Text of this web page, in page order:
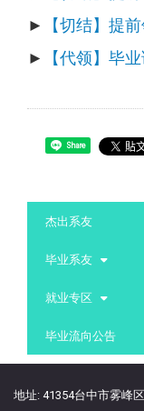
►
【切结】提
►
【代领】毕
Share
杰出系友
毕业系友
就业专区
毕业流向公告
地址: 41354台中市雾峰